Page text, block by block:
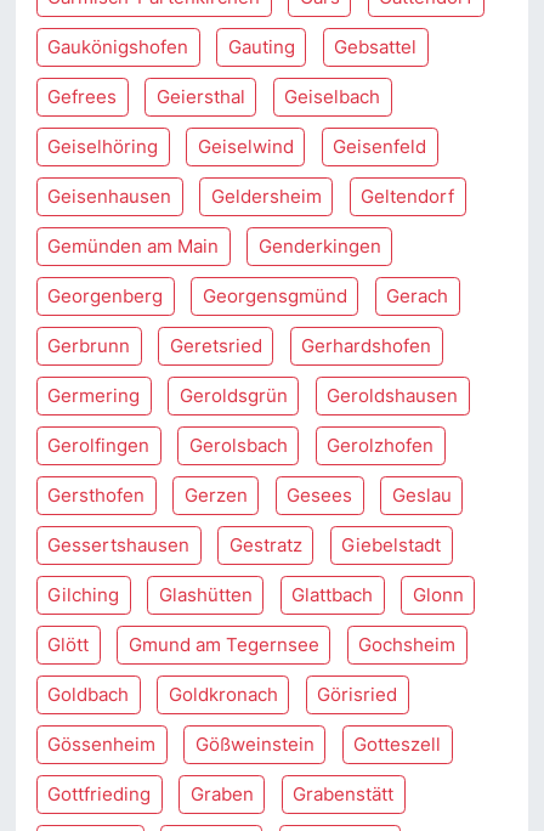
Gaukönigshofen Gauting Gebsattel
Gefrees Geiersthal Geiselbach
Geiselhöring Geiselwind Geisenfeld
Geisenhausen Geldersheim Geltendorf
Gemünden am Main Genderkingen
Georgenberg Georgensgmünd Gerach
Gerbrunn Geretsried Gerhardshofen
Germering Geroldsgrün Geroldshausen
Gerolfingen Gerolsbach Gerolzhofen
Gersthofen Gerzen Gesees Geslau
Gessertshausen Gestratz Giebelstadt
Gilching Glashütten Glattbach Glonn
Glött Gmund am Tegernsee Gochsheim
Goldbach Goldkronach Görisried
Gössenheim Gößweinstein Gotteszell
Gottfrieding Graben Grabenstätt